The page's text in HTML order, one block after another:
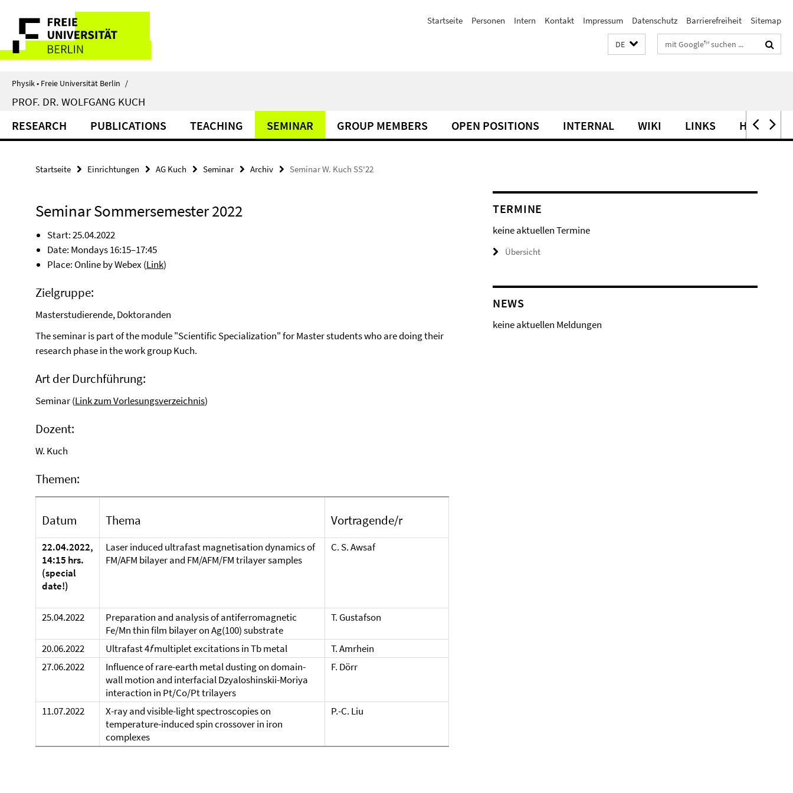
direkt
Inhalt
Service-
Navigation
Startseite Personen Intern Kontakt Impressum Datenschutz Barrierefreiheit Sitemap
DE Suchbegriffe
Physik • Freie Universität Berlin /
PROF. DR. WOLFGANG KUCH
RESEARCH PUBLICATIONS TEACHING SEMINAR GROUP MEMBERS OPEN POSITIONS INTERNAL WIKI LINKS HOW TO
Startseite Einrichtungen AG Kuch Seminar Archiv Seminar W. Kuch SS'22
Seminar Sommersemester 2022
Start: 25.04.2022
Date: Mondays 16:15–17:45
Place: Online by Webex (Link)
Zielgruppe:
Masterstudierende, Doktoranden
The seminar is part of the module "Scientific Specialization" for Master students who are doing their
research phase in the work group Kuch.
Art der Durchführung:
Seminar (Link zum Vorlesungsverzeichnis)
Dozent:
W. Kuch
Themen:
Datum Thema Vortragende/r
22.04.2022,
14:15 hrs.
(special
date!)
Laser induced ultrafast magnetisation dynamics of
FM/AFM bilayer and FM/AFM/FM trilayer samples
C. S. Awsaf
25.04.2022
Preparation and analysis of antiferromagnetic
Fe/Mn thin film bilayer on Ag(100) substrate
T. Gustafson
20.06.2022 Ultrafast 4fmultiplet excitations in Tb metal
T. Amrhein
27.06.2022
Influence of rare-earth metal dusting on domain-
wall motion and interfacial Dzyaloshinskii-Moriya
interaction in Pt/Co/Pt trilayers
F. Dörr
11.07.2022
X-ray and visible-light spectroscopies on
temperature-induced spin crossover in iron
complexes
P.-C. Liu
TERMINE
keine aktuellen Termine
Übersicht
NEWS
keine aktuellen Meldungen